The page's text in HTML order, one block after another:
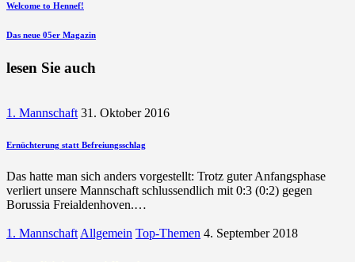
Beitragsnavigation
vorherigen
Welcome to Hennef!
nächsten
Das neue 05er Magazin
lesen Sie auch
1. Mannschaft 31. Oktober 2016
Ernüchterung statt Befreiungsschlag
Das hatte man sich anders vorgestellt: Trotz guter Anfangsphase
verliert unsere Mannschaft schlussendlich mit 0:3 (0:2) gegen
Borussia Freialdenhoven.…
1. Mannschaft Allgemein Top-Themen 4. September 2018